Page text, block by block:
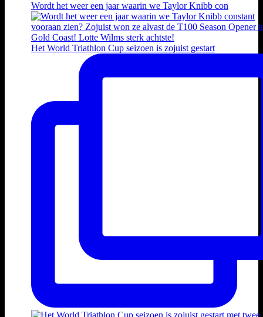
Wordt het weer een jaar waarin we Taylor Knibb con
Het World Triathlon Cup seizoen is zojuist gestart